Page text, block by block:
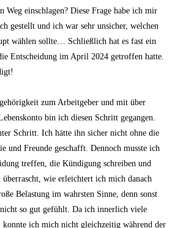
einschlagen? Diese Frage habe ich mir
gestellt und ich war sehr unsicher, welchen
wählen sollte… Schließlich hat es fast ein
Entscheidung im April 2024 getroffen hatte.
zum Arbeitgeber und mit über
bin ich diesen Schritt gegangen.
Schritt. Ich hätte ihn sicher nicht ohne die
und Freunde geschafft. Dennoch musste ich
treffen, die Kündigung schreiben und
überrascht, wie erleichtert ich mich danach
Belastung im wahrsten Sinne, denn sonst
so gut gefühlt. Da ich innerlich viele
konnte ich mich nicht gleichzeitig während der